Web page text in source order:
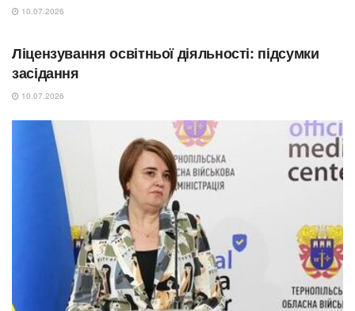
10.07.2026
Ліцензування освітньої діяльності: підсумки
засідання
10.07.2026